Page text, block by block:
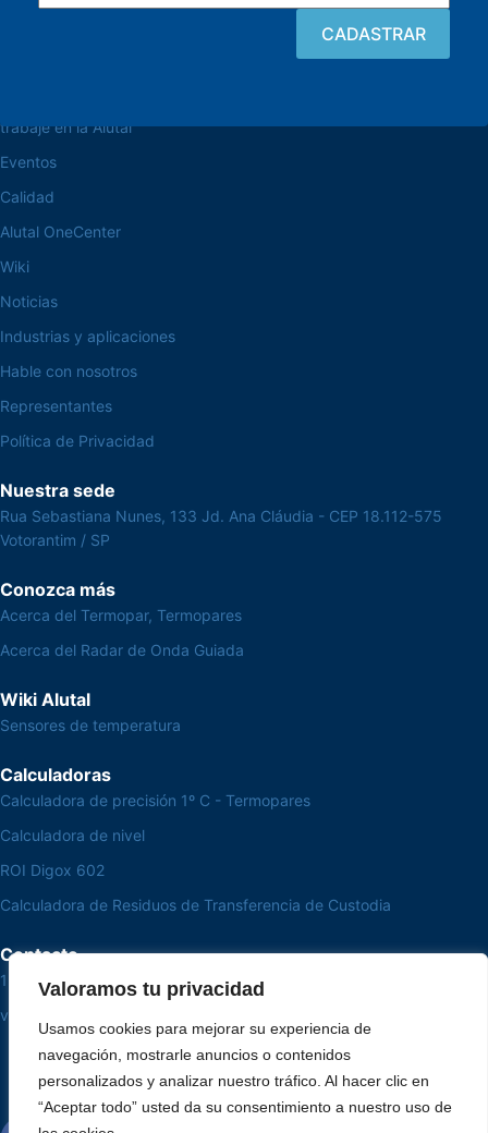
Valoramos tu privacidad
Usamos cookies para mejorar su experiencia de
navegación, mostrarle anuncios o contenidos
personalizados y analizar nuestro tráfico. Al hacer clic en
“Aceptar todo” usted da su consentimiento a nuestro uso de
trabaje en la Alutal
Eventos
Calidad
Alutal OneCenter
Wiki
Noticias
Industrias y aplicaciones
Hable con nosotros
Representantes
Política de Privacidad
Nuestra sede
Rua Sebastiana Nunes, 133 Jd. Ana Cláudia - CEP 18.112-575
Votorantim / SP
Conozca más
Acerca del Termopar, Termopares
Acerca del Radar de Onda Guiada
Wiki Alutal
Sensores de temperatura
Calculadoras
Calculadora de precisión 1º C - Termopares
Calculadora de nivel
ROI Digox 602
Calculadora de Residuos de Transferencia de Custodia
Contacto
15 3033-8008
vendas@alutal.com.br